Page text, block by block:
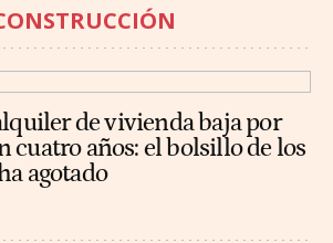
de vivienda baja por
cuatro años: el bolsillo de los
agotado